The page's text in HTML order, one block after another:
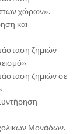
χώρων».
και
ζημιών
ζημιών σε
Μονάδων.